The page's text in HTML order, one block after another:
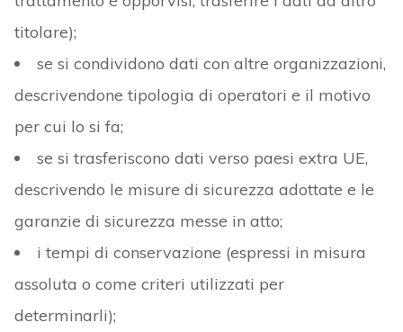
titolare);
se si condividono dati con altre organizzazioni,
descrivendone tipologia di operatori e il motivo
per cui lo si fa;
se si trasferiscono dati verso paesi extra UE,
descrivendo le misure di sicurezza adottate e le
garanzie di sicurezza messe in atto;
i tempi di conservazione (espressi in misura
assoluta o come criteri utilizzati per
determinarli);